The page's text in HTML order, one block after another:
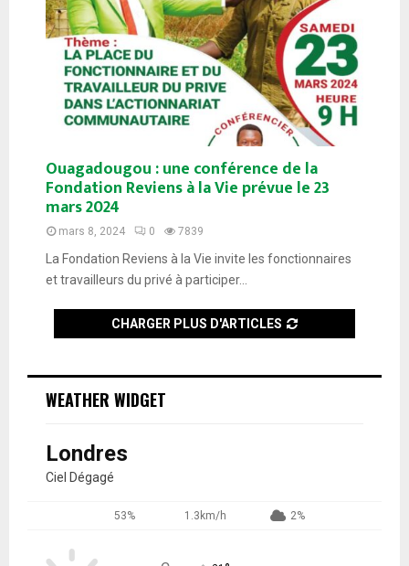
Ouagadougou : une conférence de la
Fondation Reviens à la Vie prévue le 23
mars 2024
mars 8, 2024 0 7839
La Fondation Reviens à la Vie invite les fonctionnaires
et travailleurs du privé à participer...
CHARGER PLUS D'ARTICLES
WEATHER WIDGET
Londres
Ciel Dégagé
53% 1.3km/h 2%